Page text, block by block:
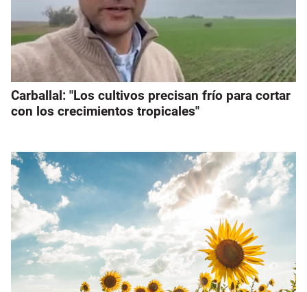
Carballal: "Los cultivos precisan frío para cortar
con los crecimientos tropicales"